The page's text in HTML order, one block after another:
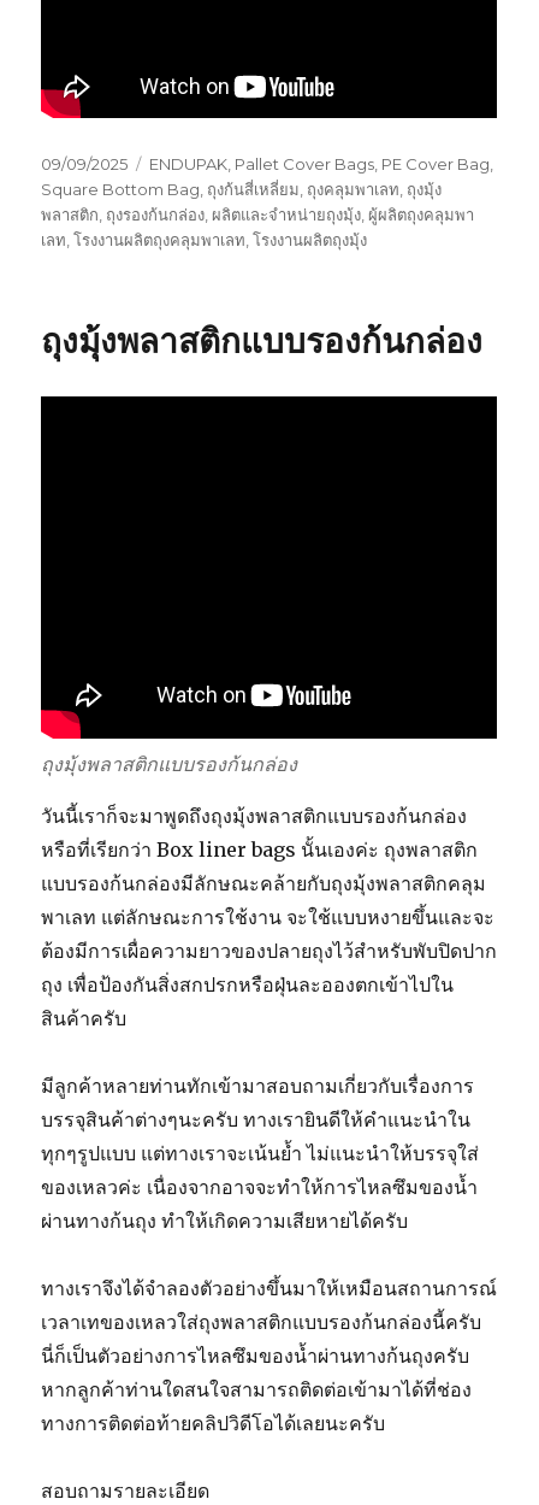
Posted
on
09/09/2025 Tags
ENDUPAK Pallet Cover Bags PE Cover Bag
Square Bottom Bag ถุงก้นสี่เหลี่ยม ถุงคลุมพาเลท ถุงมุ้ง
พลาสติก ถุงรองก้นกล่อง ผลิตและจำหน่ายถุงมุ้ง ผู้ผลิตถุงคลุมพา
เลท ,โรงงานผลิตถุงคลุมพาเลท ,โรงงานผลิตถุงมุ้ง
ถุงมุ้งพลาสติกแบบรองก้นกล่อง
ถุงมุ้งพลาสติกแบบรองก้นกล่อง
วันนี้เราก็จะมาพูดถึงถุงมุ้งพลาสติกแบบรองก้นกล่อง
หรือที่เรียกว่า Box liner bags นั้นเองค่ะ ถุงพลาสติก
แบบรองก้นกล่องมีลักษณะคล้ายกับถุงมุ้งพลาสติกคลุม
พาเลท แต่ลักษณะการใช้งาน จะใช้แบบหงายขึ้นและจะ
ต้องมีการเผื่อความยาวของปลายถุงไว้สำหรับพับปิดปาก
ถุง เพื่อป้องกันสิ่งสกปรกหรือฝุ่นละอองตกเข้าไปใน
สินค้าครับ
มีลูกค้าหลายท่านทักเข้ามาสอบถามเกี่ยวกับเรื่องการ
บรรจุสินค้าต่างๆนะครับ ทางเรายินดีให้คำแนะนำใน
ทุกๆรูปแบบ แต่ทางเราจะเน้นย้ำ ไม่แนะนำให้บรรจุใส่
ของเหลวค่ะ เนื่องจากอาจจะทำให้การไหลซึมของน้ำ
ผ่านทางก้นถุง ทำให้เกิดความเสียหายได้ครับ
ทางเราจึงได้จำลองตัวอย่างขึ้นมาให้เหมือนสถานการณ์
เวลาเทของเหลวใส่ถุงพลาสติกแบบรองก้นกล่องนี้ครับ
นี่ก็เป็นตัวอย่างการไหลซึมของน้ำผ่านทางก้นถุงครับ
หากลูกค้าท่านใดสนใจสามารถติดต่อเข้ามาได้ที่ช่อง
ทางการติดต่อท้ายคลิปวิดีโอได้เลยนะครับ
สอบถามรายละเอียด